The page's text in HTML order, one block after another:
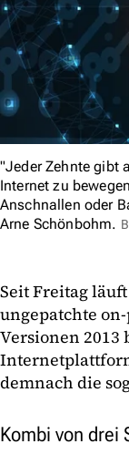
"Jeder Zehnte gibt
Internet zu
Anschnallen oder
Arne Schönbohm.
Seit Freitag
ungepatchte
Versionen 2013
demnach die
Kombi von drei